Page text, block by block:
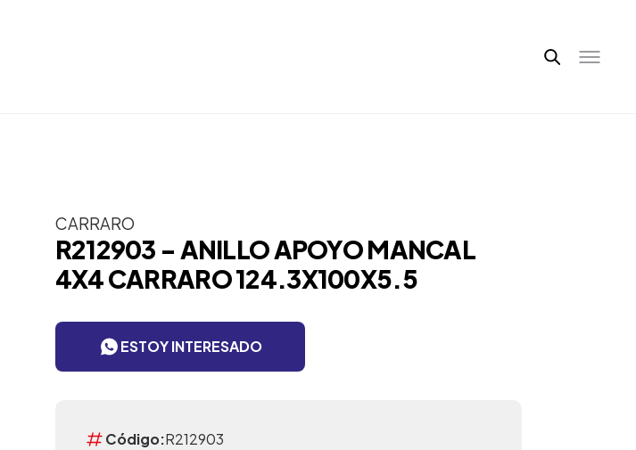
CARRARO
R212903 - ANILLO APOYO MANCAL
4X4 CARRARO 124.3X100X5.5
ESTOY INTERESADO
Código:R212903